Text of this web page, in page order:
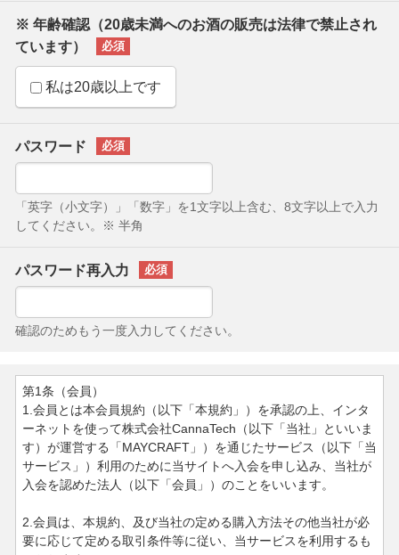
※ 年齢確認（20歳未満へのお酒の販売は法律で禁止され
ています）
私は20歳以上です
パスワード
「英字（小文字）」「数字」を1文字以上含む、8文字以上で入力
してください。※ 半角
パスワード再入力
確認のためもう一度入力してください。
第1条（会員）
1.会員とは本会員規約（以下「本規約」）を承認の上、インタ
ーネットを使って株式会社CannaTech（以下「当社」といいま
す）が運営する「MAYCRAFT」）を通じたサービス（以下「当
サービス」）利用のために当サイトへ入会を申し込み、当社が
入会を認めた法人（以下「会員」）のことをいいます。
2.会員は、本規約、及び当社の定める購入方法その他当社が必
要に応じて定める取引条件等に従い、当サービスを利用するも